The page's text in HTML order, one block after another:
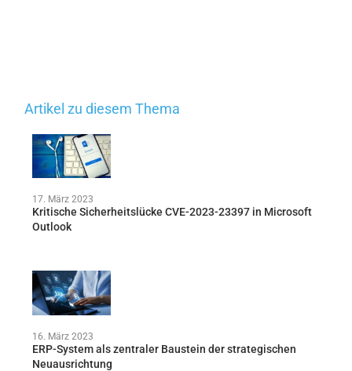
Artikel zu diesem Thema
17. März 2023
Kritische Sicherheitslücke CVE-2023-23397 in Microsoft
Outlook
16. März 2023
ERP-System als zentraler Baustein der strategischen
Neuausrichtung